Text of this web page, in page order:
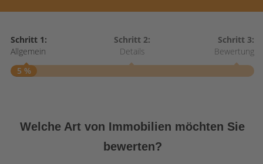
Schritt 1:
Allgemein
Schritt 2:
Details
Schritt 3:
Bewertung
5 %
Welche Art von Immobilien möchten Sie
bewerten?